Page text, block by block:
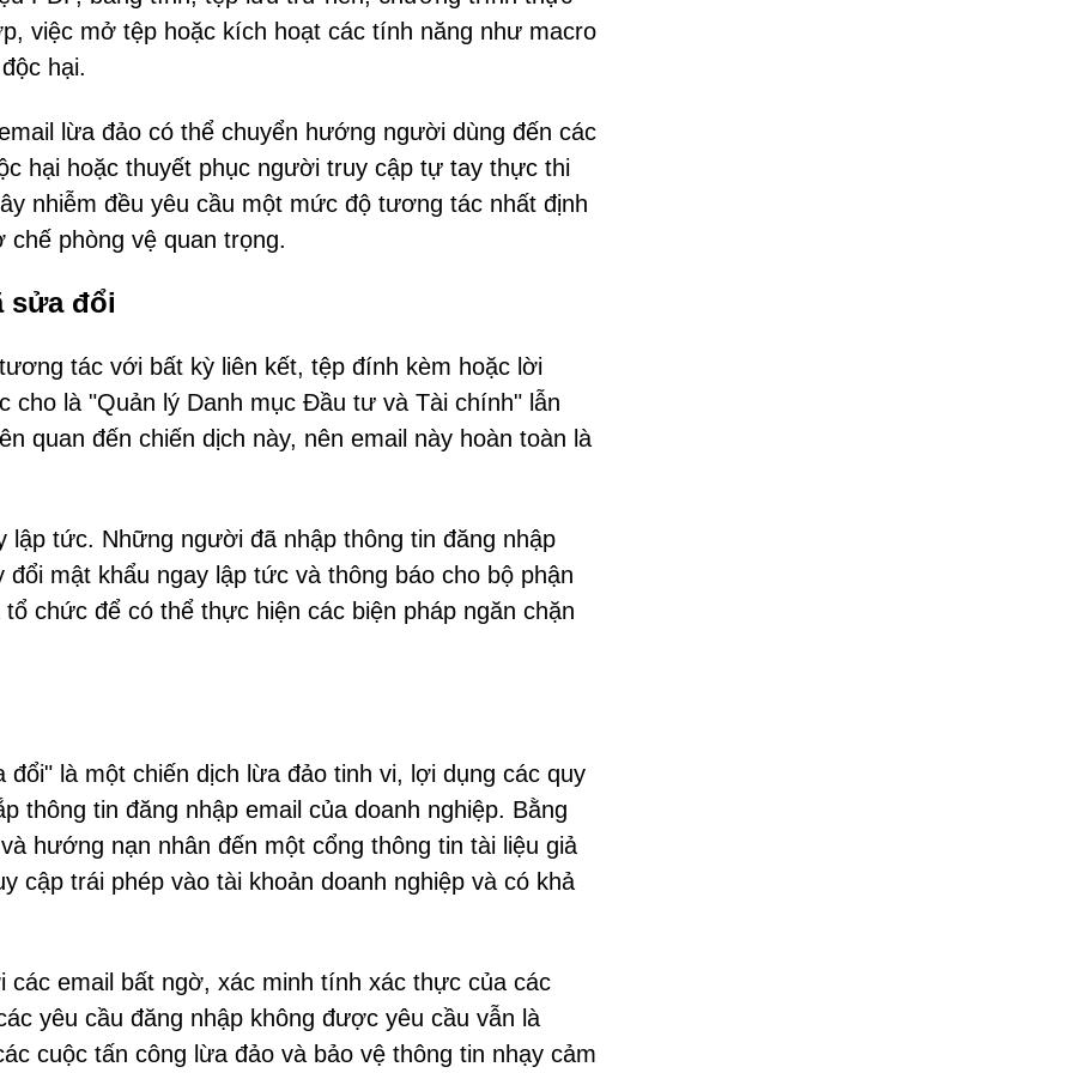
việc mở tệp hoặc kích hoạt các tính năng như macro
hại.
lừa đảo có thể chuyển hướng người dùng đến các
hại hoặc thuyết phục người truy cập tự tay thực thi
nhiễm đều yêu cầu một mức độ tương tác nhất định
phòng vệ quan trọng.
sửa đổi
tác với bất kỳ liên kết, tệp đính kèm hoặc lời
là "Quản lý Danh mục Đầu tư và Tài chính" lẫn
quan đến chiến dịch này, nên email này hoàn toàn là
lập tức. Những người đã nhập thông tin đăng nhập
mật khẩu ngay lập tức và thông báo cho bộ phận
chức để có thể thực hiện các biện pháp ngăn chặn
là một chiến dịch lừa đảo tinh vi, lợi dụng các quy
thông tin đăng nhập email của doanh nghiệp. Bằng
hướng nạn nhân đến một cổng thông tin tài liệu giả
cập trái phép vào tài khoản doanh nghiệp và có khả
email bất ngờ, xác minh tính xác thực của các
yêu cầu đăng nhập không được yêu cầu vẫn là
cuộc tấn công lừa đảo và bảo vệ thông tin nhạy cảm